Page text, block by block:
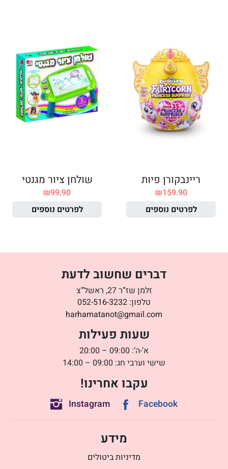
ריינבקורן פיות
₪159.90
לפרטים נוספים
שולחן ציור מגנטי
₪99.90
לפרטים נוספים
דברים שחשוב לדעת
זלמן שז”ר 27, ראשל”צ
טלפון: 052-516-3232
harhamatanot@gmail.com
שעות פעילות
א’-ה’: 09:00 – 20:00
שישי וערבי חג: 09:00 – 14:00
עקבו אחרינו!
Facebook
Instagram
מידע
מדיניות ביטולים